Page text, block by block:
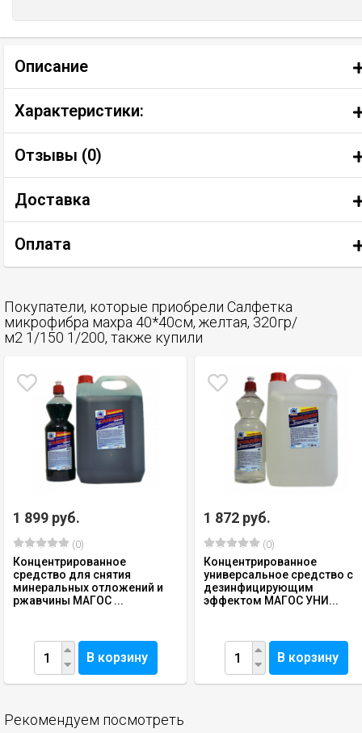
Описание
Характеристики:
Отзывы (0)
Доставка
Оплата
Покупатели, которые приобрели Салфетка
микрофибра махра 40*40см, желтая, 320гр/
м2 1/150 1/200, также купили
1 899 руб.
(0)
Концентрированное
средство для снятия
минеральных отложений и
ржавчины МАГОС ...
В корзину
1 872 руб.
(0)
Концентрированное
универсальное средство с
дезинфицирующим
эффектом МАГОС УНИ...
В корзину
Рекомендуем посмотреть